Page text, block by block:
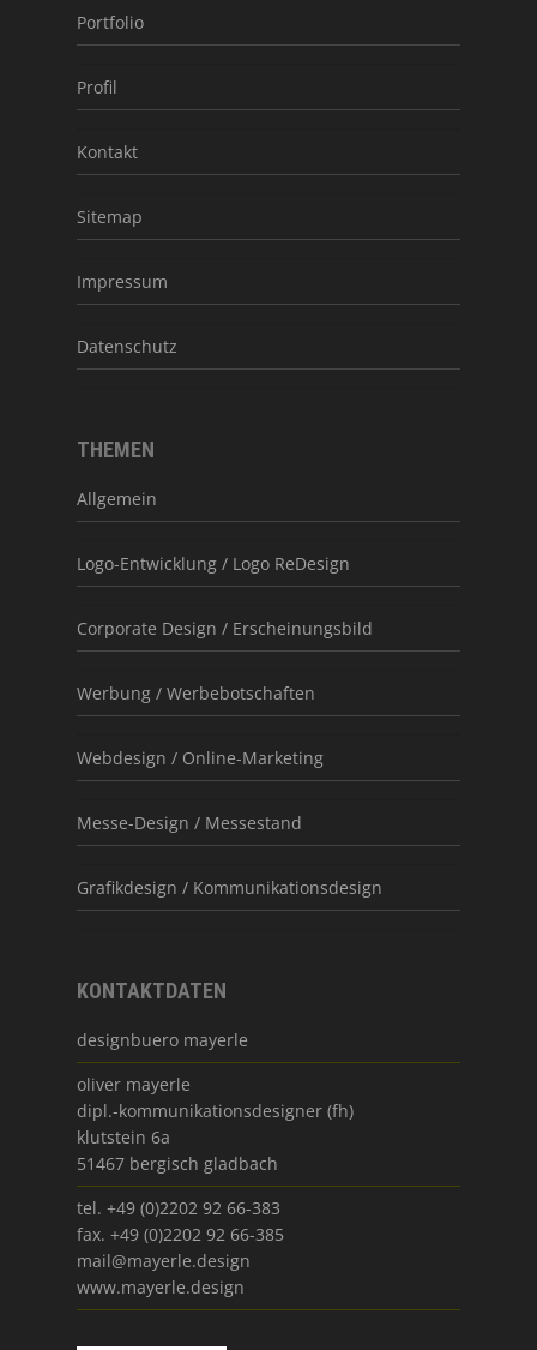
Portfolio
Profil
Kontakt
Sitemap
Impressum
Datenschutz
THEMEN
Allgemein
Logo-Entwicklung / Logo ReDesign
Corporate Design / Erscheinungsbild
Werbung / Werbebotschaften
Webdesign / Online-Marketing
Messe-Design / Messestand
Grafikdesign / Kommunikationsdesign
KONTAKTDATEN
designbuero mayerle
oliver mayerle
dipl.-kommunikationsdesigner (fh)
klutstein 6a
51467 bergisch gladbach
tel. +49 (0)2202 92 66-383
fax. +49 (0)2202 92 66-385
mail@mayerle.design
www.mayerle.design